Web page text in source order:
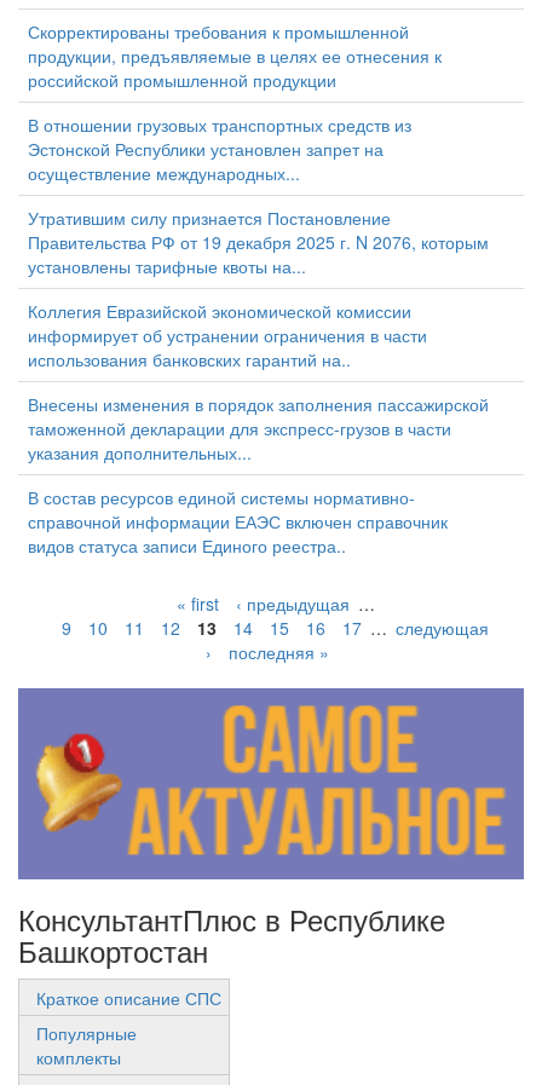
Скорректированы требования к промышленной
продукции, предъявляемые в целях ее отнесения к
российской промышленной продукции
В отношении грузовых транспортных средств из
Эстонской Республики установлен запрет на
осуществление международных...
Утратившим силу признается Постановление
Правительства РФ от 19 декабря 2025 г. N 2076, которым
установлены тарифные квоты на...
Коллегия Евразийской экономической комиссии
информирует об устранении ограничения в части
использования банковских гарантий на..
Внесены изменения в порядок заполнения пассажирской
таможенной декларации для экспресс-грузов в части
указания дополнительных...
В состав ресурсов единой системы нормативно-
справочной информации ЕАЭС включен справочник
видов статуса записи Единого реестра..
« first ‹ предыдущая …
9
10 11 12 13 14 15 16 17 … следующая
›
последняя »
КонсультантПлюс в Республике
Башкортостан
Краткое описание СПС
Популярные
комплекты